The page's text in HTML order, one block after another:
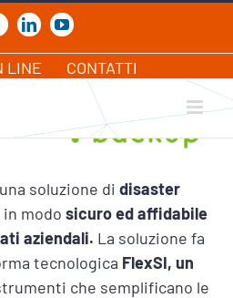
LinkedInYouTube
LINE CONTATTI
una soluzione di disaster
modo sicuro ed affidabile
aziendali. La soluzione fa
tecnologica FlexSI, un
che semplificano le